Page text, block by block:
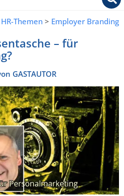
HR-Themen > Employer Branding
– für
GASTAUTOR